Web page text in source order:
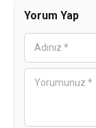
Yorum Yap